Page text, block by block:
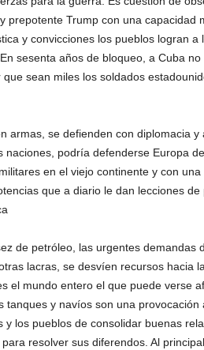
prepotente Trump con una capacidad
y convicciones los pueblos logran a
sesenta años de bloqueo, a Cuba no
sean miles los soldados
armas, se defienden con diplomacia y
podría defenderse Europa
en el viejo continente y con
que a diario le dan lecciones de
de petróleo, las urgentes demandas
lacras, se desvíen recursos hacia
el mundo entero el que puede verse
y navíos son una provocación
los pueblos de consolidar buenas
resolver sus diferendos. Al